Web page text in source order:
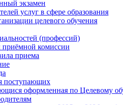
экзамен
услуг в сфере образования
целевого обучения
(профессий)
приёмной комиссии
приема
поступающих
оформленная по Целевому